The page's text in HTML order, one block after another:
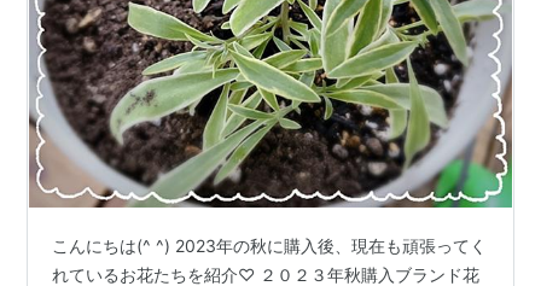
こんにちは(^ ^) 2023年の秋に購入後、現在も頑張ってく
れているお花たちを紹介♡ ２０２３年秋購入ブランド花